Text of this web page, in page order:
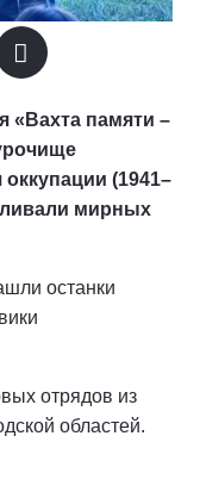
«Вахта памяти –
(1941–
мирных
останки
отрядов из
областей.